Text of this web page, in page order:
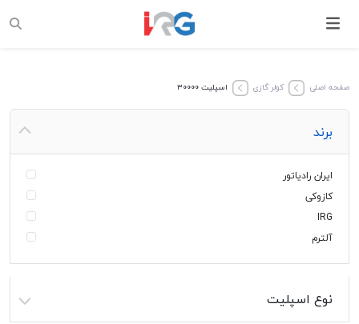
صفحه اصلی کولر گازی اسپلیت ۳۰۰۰۰
برند
ایران رادیاتور
کازوکی
IRG
آلترم
نوع اسپلیت